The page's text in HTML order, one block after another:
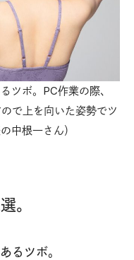
ツボ。PC作業の際、
で上を向いた姿勢でツ
中根一さん）
。
るツボ。